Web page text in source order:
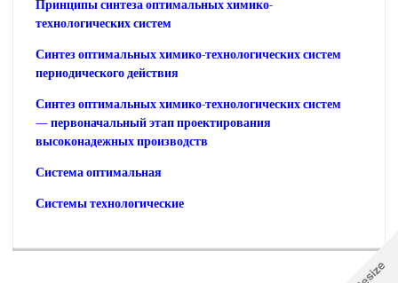
Принципы синтеза оптимальных химико-
технологических систем
Синтез оптимальных химико-технологических систем
периодического действия
Синтез оптимальных химико-технологических систем
— первоначальный этап проектирования
высоконадежных производств
Система оптимальная
Системы технологические